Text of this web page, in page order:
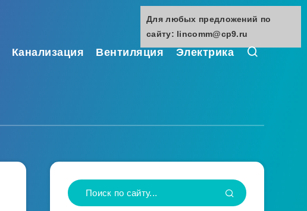
Канализация Вентиляция Электрика
Для любых предложений по
сайту: lincomm@cp9.ru